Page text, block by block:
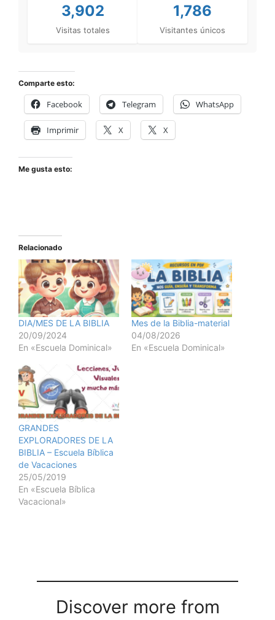
3,902
Visitas totales
1,786
Visitantes únicos
Comparte esto:
Facebook Telegram WhatsApp
Imprimir X X
Me gusta esto:
Relacionado
DIA/MES DE LA BIBLIA
20/09/2024
En «Escuela Dominical»
Mes de la Biblia-material
04/08/2026
En «Escuela Dominical»
GRANDES
EXPLORADORES DE LA
BIBLIA – Escuela Bíblica
de Vacaciones
25/05/2019
En «Escuela Bíblica
Vacacional»
Discover more from